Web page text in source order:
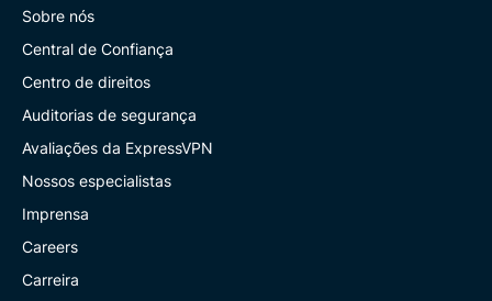
Sobre nós
Central de Confiança
Centro de direitos
Auditorias de segurança
Avaliações da ExpressVPN
Nossos especialistas
Imprensa
Careers
Carreira